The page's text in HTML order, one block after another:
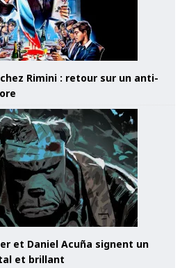
Rimini : retour sur un anti-
et Daniel Acuña signent un
et brillant